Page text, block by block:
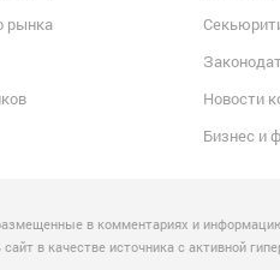
рынка
Новости
Бизнес и
в комментариях и
в качестве источника с активной